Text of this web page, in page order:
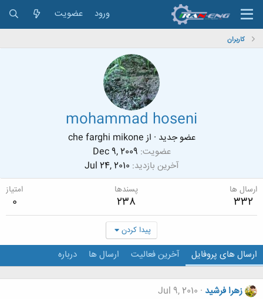
ورود عضویت
کاربران
mohammad hoseni
عضو جدید · ازche farghi mikone
عضویت Dec 9, 2009
آخرین بازدید Jul 24, 2010
ارسال ها
332
پسندها
238
امتیاز
0
پیدا کردن
ارسال های پروفایل آخرین فعالیت ارسال ها درباره
زهرا فرشید Jul 9, 2010